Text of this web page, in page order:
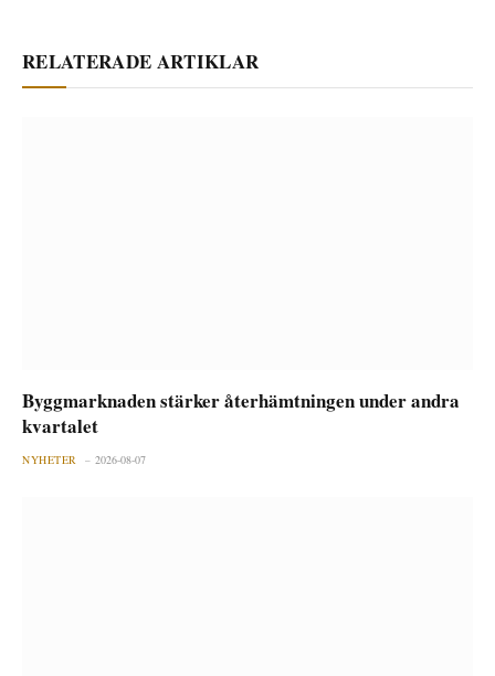
RELATERADE ARTIKLAR
Byggmarknaden stärker återhämtningen under andra
kvartalet
NYHETER 2026-08-07